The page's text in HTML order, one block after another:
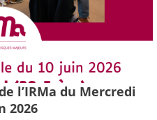
l’IRMa du Mercredi
2026